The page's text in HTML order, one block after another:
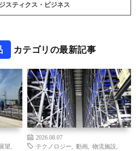
スティクス・ビジネス
カテゴリの最新記事
望
2026.08.07
テクノロジー
動画 物流施設